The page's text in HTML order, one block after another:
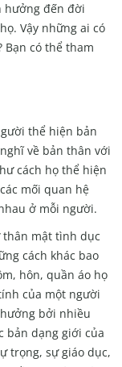
hưởng đến đời
Vậy những ai có
có thể tham
thể hiện bản
về bản thân với
cách họ thể hiện
mối quan hệ
ở mỗi người.
thân mật tình dục
cách khác bao
hôn, quần áo họ
của một người
bởi nhiều
bản dạng giới của
trọng, sự giáo dục,